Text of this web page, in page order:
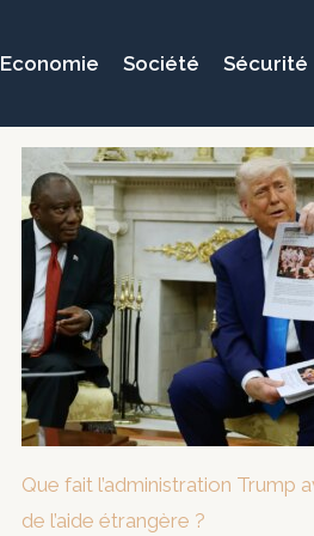
Economie Société Sécurité
Que fait l’administration Trump
de l’aide étrangère ?